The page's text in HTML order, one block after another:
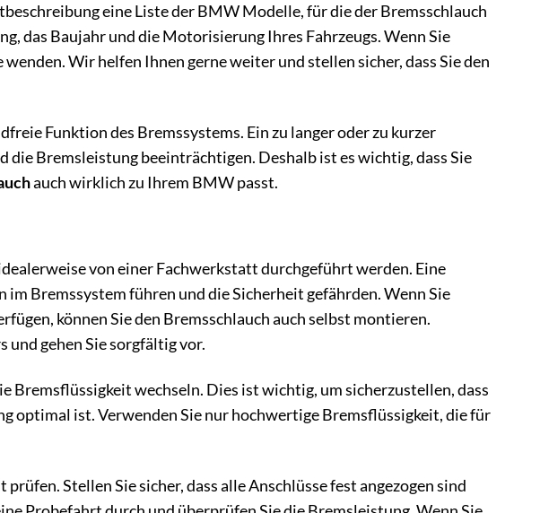
eine Liste der BMW Modelle, für die der Bremsschlauch
das Baujahr und die Motorisierung Ihres Fahrzeugs. Wenn Sie
Wir helfen Ihnen gerne weiter und stellen sicher, dass Sie den
Funktion des Bremssystems. Ein zu langer oder zu kurzer
Bremsleistung beeinträchtigen. Deshalb ist es wichtig, dass Sie
auch wirklich zu Ihrem BMW passt.
von einer Fachwerkstatt durchgeführt werden. Eine
Bremssystem führen und die Sicherheit gefährden. Wenn Sie
können Sie den Bremsschlauch auch selbst montieren.
und gehen Sie sorgfältig vor.
Bremsflüssigkeit wechseln. Dies ist wichtig, um sicherzustellen, dass
optimal ist. Verwenden Sie nur hochwertige Bremsflüssigkeit, die für
Stellen Sie sicher, dass alle Anschlüsse fest angezogen sind